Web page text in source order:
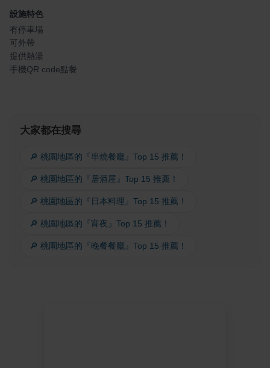
設施特色
有停車場
可外帶
提供熱湯
手機QR code點餐
大家都在搜尋
🔎 桃園地區的『串燒餐廳』Top 15 推薦！
🔎 桃園地區的『居酒屋』Top 15 推薦！
🔎 桃園地區的『日本料理』Top 15 推薦！
🔎 桃園地區的『宵夜』Top 15 推薦！
🔎 桃園地區的『晚餐餐廳』Top 15 推薦！